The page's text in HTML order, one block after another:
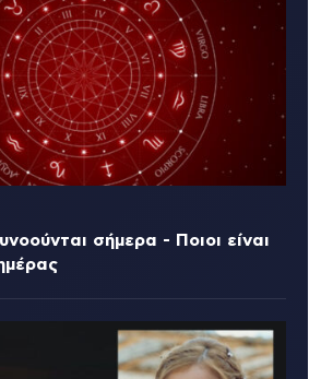
σήμερα - Ποιοι είναι